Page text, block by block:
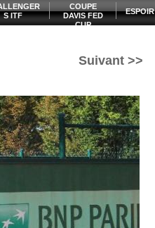
S ITF
COUPE
DAVIS FED
CUP
ESPOIR
Suivant >>